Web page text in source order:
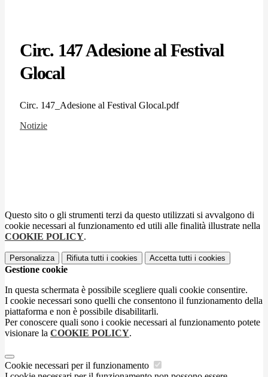
Circ. 147 Adesione al Festival
Glocal
Circ. 147_Adesione al Festival Glocal.pdf
Notizie
Questo sito o gli strumenti terzi da questo utilizzati si avvalgono di
cookie necessari al funzionamento ed utili alle finalità illustrate nella
COOKIE POLICY.
Personalizza Rifiuta tutti i cookies Accetta tutti i cookies
Gestione cookie
In questa schermata è possibile scegliere quali cookie consentire.
I cookie necessari sono quelli che consentono il funzionamento della
piattaforma e non è possibile disabilitarli.
Per conoscere quali sono i cookie necessari al funzionamento potete
visionare la COOKIE POLICY.
Cookie necessari per il funzionamento